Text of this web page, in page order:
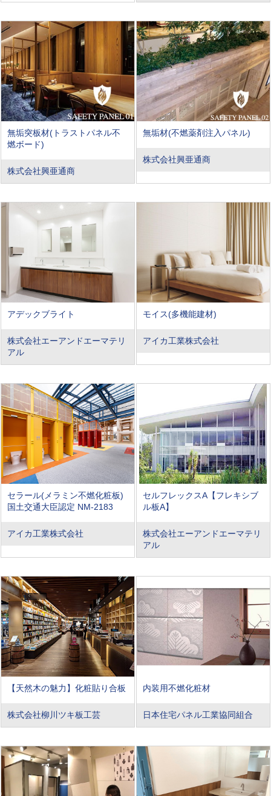
無垢突板材(トラストパネル不
燃ボード)
株式会社興亜通商
無垢材(不燃薬剤注入パネル)
株式会社興亜通商
アデックブライト
株式会社エーアンドエーマテリ
アル
モイス(多機能建材)
アイカ工業株式会社
セラール(メラミン不燃化粧板)
国土交通大臣認定 NM-2183
アイカ工業株式会社
セルフレックスA【フレキシブ
ル板A】
株式会社エーアンドエーマテリ
アル
【天然木の魅力】化粧貼り合板
株式会社柳川ツキ板工芸
内装用不燃化粧材
日本住宅パネル工業協同組合